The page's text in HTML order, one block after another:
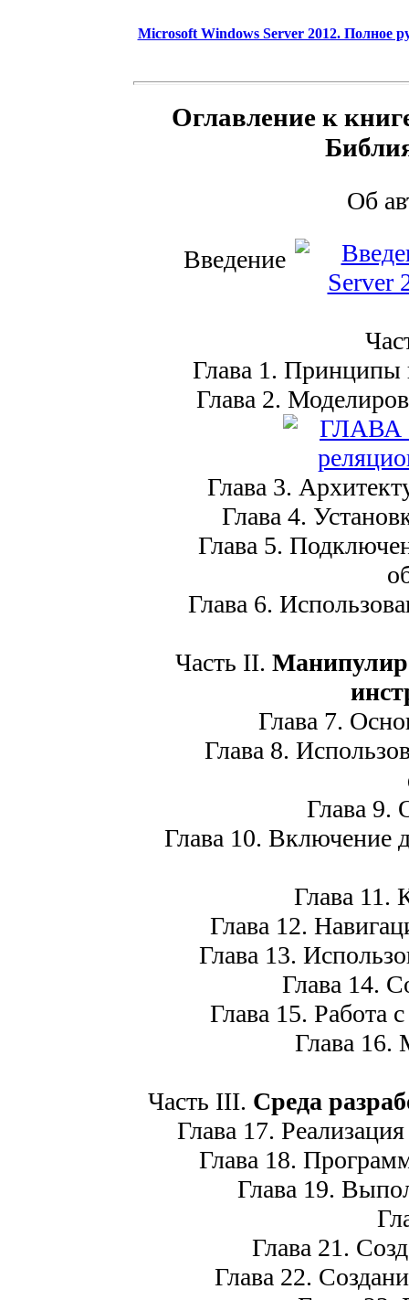
Microsoft Windows Server 2012. Полное
Оглавление к
Об
Введение
Глава 1. Принципы
Глава 2.
Глава 3.
Глава 4.
Глава 5.
Глава 6.
Часть II.
Глава 7.
Глава 8.
Глава 9.
Глава 10. Включение
Глава 11.
Глава 12.
Глава 13.
Глава 14.
Глава 15. Работа
Глава 16.
Часть III. Среда
Глава 17.
Глава 18.
Глава 19.
Глава 21.
Глава 22.